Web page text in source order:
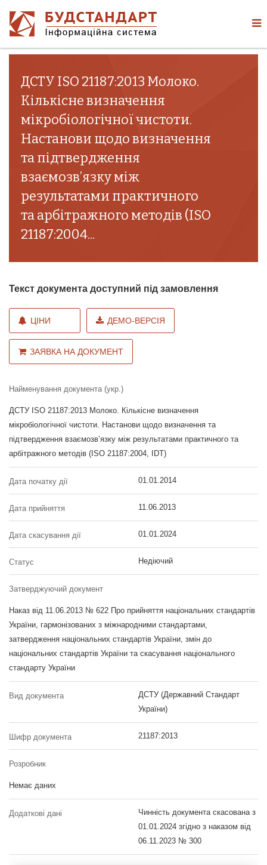
ДСТУ ISO 21187:2013 Молоко.
Кількісне визначення
мікробіологічної чистоти.
Настанови щодо визначення
та підтвердження
взаємозв’язку між
результатами практичного
та арбітражного методів (ISO
21187:2004...
Текст документа доступний під замовлення
ЦІНИ ДЕМО-ВЕРСІЯ
ЗАЯВКА НА ДОКУМЕНТ
Найменування документа (укр.)
ДСТУ ISO 21187:2013 Молоко. Кількісне визначення
мікробіологічної чистоти. Настанови щодо визначення та
підтвердження взаємозв’язку між результатами практичного та
арбітражного методів (ISO 21187:2004, IDT)
Дата початку дії 01.01.2014
Дата прийняття 11.06.2013
Дата скасування дії 01.01.2024
Статус Недіючий
Затверджуючий документ
Наказ від 11.06.2013 № 622 Про прийняття національних стандартів
України, гармонізованих з міжнародними стандартами,
затвердження національних стандартів України, змін до
національних стандартів України та скасування національного
стандарту України
Вид документа
ДСТУ (Державний Стандарт
України)
Шифр документа 21187:2013
Розробник
Немає даних
Додаткові дані
Чинність документа скасована з
01.01.2024 згідно з наказом від
06.11.2023 № 300